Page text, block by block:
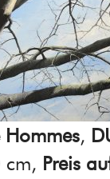
Hommes,
cm, Preis